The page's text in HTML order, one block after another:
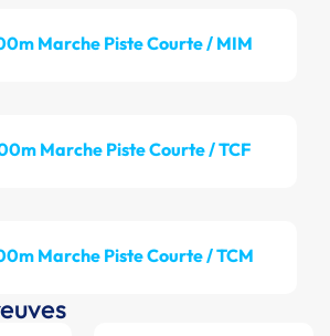
Marche Piste Courte / MIM
Marche Piste Courte / TCF
Marche Piste Courte / TCM